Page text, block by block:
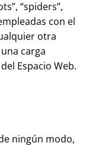
“spiders”,
con el
otra
carga
Espacio Web.
ningún modo,